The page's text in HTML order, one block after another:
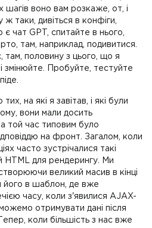
шагів воно вам розкаже, от, і
таки, дивіться в конфіги,
чат GPT, спитайте в нього,
там, наприклад, подивитися.
там, половину з цього, що я
змінюйте. Пробуйте, тестуйте
на які я завітав, і які були
вони мали досить
той час типовим було
на фронт. Загалом, коли
часто зустрічалися такі
HTML для рендерингу. Ми
великий масив в кінці
його в шаблон, де вже
часу, коли з'явилися AJAX-
отримувати дані після
коли більшість з нас вже